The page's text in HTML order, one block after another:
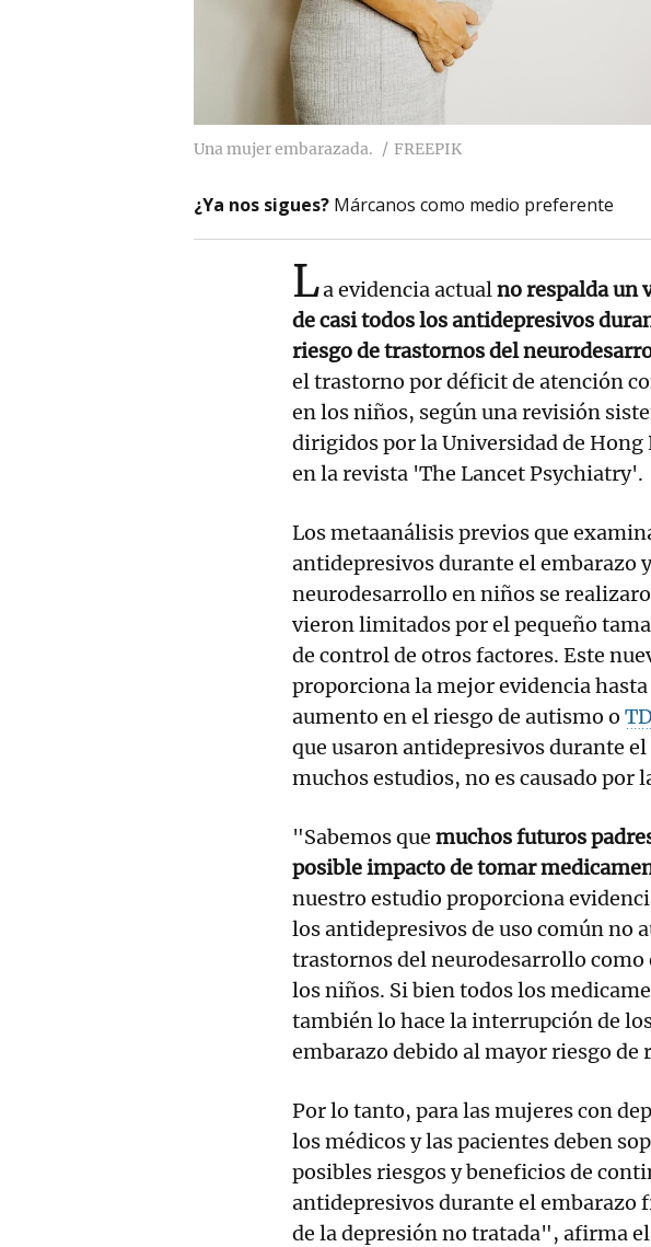
Una mujer embarazada. FREEPIK
¿Ya nos sigues? Márcanos como medio preferente
La evidencia actualno respalda un
de casi todos los antidepresivos
riesgo de trastornos del
el trastorno por déficit de atención
en los niños, según una revisión
dirigidos por la Universidad de
en la revista 'The Lancet Psychiatry'.
Los metaanálisis previos que
antidepresivos durante el embarazo
neurodesarrollo en niños se
vieron limitados por el pequeño
de control de otros factores. Este
proporciona la mejor evidencia hasta
aumento en el riesgo de autismo o
que usaron antidepresivos durante
muchos estudios, no es causado por
"Sabemos que muchos futuros
posible impacto de tomar
nuestro estudio proporciona
los antidepresivos de uso común no
trastornos del neurodesarrollo como
los niños. Si bien todos los
también lo hace la interrupción de
embarazo debido al mayor riesgo de
Por lo tanto, para las mujeres con
los médicos y las pacientes deben
posibles riesgos y beneficios de
antidepresivos durante el embarazo
de la depresión no tratada", afirma